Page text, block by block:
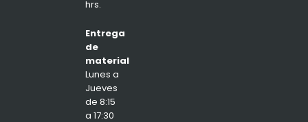
hrs.
Entrega
de
material
Lunes a
Jueves
de 8:15
a 17:30